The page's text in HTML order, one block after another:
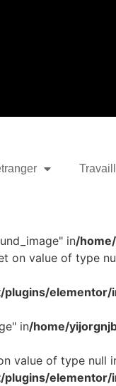
in/
on value of type
elementor/
in/home/
value of type null
elementor/